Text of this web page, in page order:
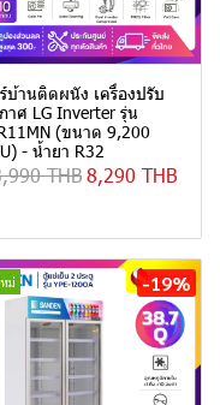
บ้านติดผนัง เครื่องปรับ
าศ LG Inverter รุ่น
(ขนาด 9,200
- น้ำยา R32
THB8,290 THB
ม่ -19%